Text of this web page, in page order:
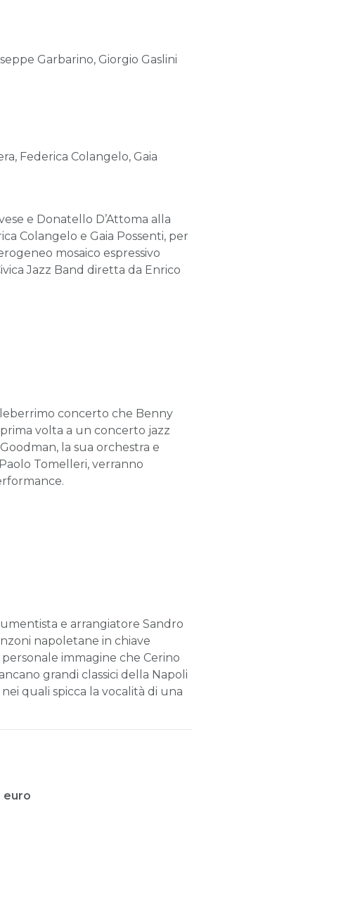
Garbarino, Giorgio Gaslini
Federica Colangelo, Gaia
e Donatello D’Attoma alla
Colangelo e Gaia Possenti, per
mosaico espressivo
Jazz Band diretta da Enrico
concerto che Benny
volta a un concerto jazz
la sua orchestra e
Tomelleri, verranno
e arrangiatore Sandro
napoletane in chiave
immagine che Cerino
grandi classici della Napoli
quali spicca la vocalità di una
euro